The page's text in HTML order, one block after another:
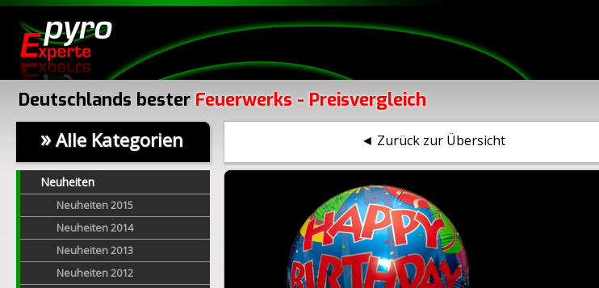
Deutschlands bester Feuerwerks - Preisvergleich
»Alle Kategorien
Neuheiten
Neuheiten 2015
Neuheiten 2014
Neuheiten 2013
Neuheiten 2012
◄ Zurück zur Übersicht